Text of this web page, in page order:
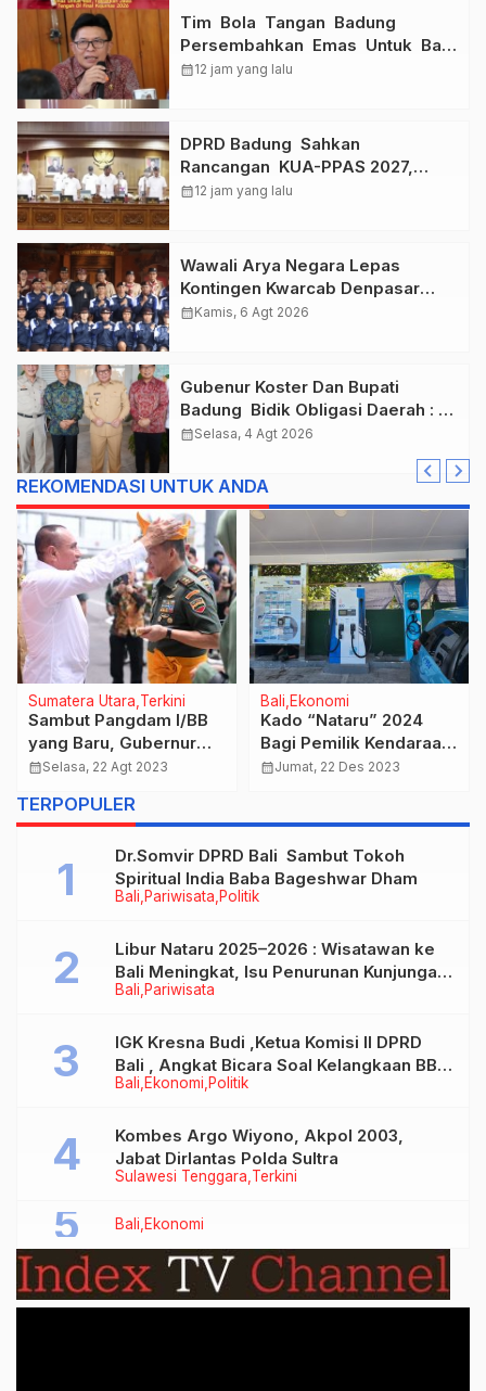
Tim Bola Tangan Badung
Persembahkan Emas Untuk Bali
, Taklukkan Jawa Tengah Di
calendar_month12 jam yang lalu
DPRD Badung Sahkan
Rancangan KUA-PPAS 2027,
Anggaran Tembus Lebih Dari
calendar_month12 jam yang lalu
Wawali Arya Negara Lepas
Kontingen Kwarcab Denpasar
Menuju Jambore Nasional XII
calendar_monthKamis, 6 Agt 2026
Gubenur Koster Dan Bupati
Badung Bidik Obligasi Daerah :
Gaspol Bangun Infrastruktur
calendar_monthSelasa, 4 Agt 2026
REKOMENDASI UNTUK ANDA
Sumatera Utara Terkini
Sambut Pangdam I/BB
yang Baru, Gubernur
Edy Rahmayadi
Forkopimda Semakin
Baik
calendar_monthSelasa, 22 Agt 2023
Bali Ekonomi
Kado “Nataru” 2024
Bagi Pemilik Kendaraan
Listrik, PLN Tambah EV
Dewata
calendar_monthJumat, 22 Des 2023
TERPOPULER
Bali Pariwisata Politik
Dr.Somvir DPRD Bali Sambut Tokoh
Spiritual India Baba Bageshwar Dham
Bali Pariwisata
Libur Nataru 2025–2026 : Wisatawan ke
Bali Meningkat, Isu Penurunan Kunjungan
Tidak Benar
Bali Ekonomi Politik
IGK Kresna Budi ,Ketua Komisi II DPRD
Bali , Angkat Bicara Soal Kelangkaan BBM
Bersubsidi Jenis Solar
Sulawesi Tenggara Terkini
Kombes Argo Wiyono, Akpol 2003,
Jabat Dirlantas Polda Sultra
Bali Ekonomi